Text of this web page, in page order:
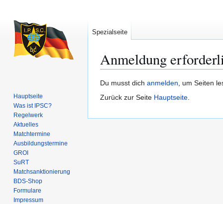
Anmeldung
Zur
Navigation
Zur
Suche
Du musst dich anmelden, um Seiten
Zurück zur Seite Hauptseite.
Spezialseite
Hauptseite
Was ist IPSC?
Regelwerk
Aktuelles
Matchtermine
Ausbildungs­termine
GROI
SuRT
Match­sanktionierung
BDS-Shop
Formulare
Impressum